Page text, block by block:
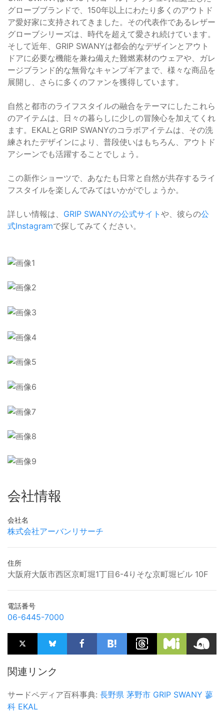
グローブブランドで、150年以上にわたり多くのアウトド
ア愛好家に支持されてきました。その代表作であるレザー
グローブシリーズは、時代を超えて愛され続けています。
そして近年、GRIP SWANYは都会的なデザインとアウト
ドアに必要な機能を兼ね備えた難燃素材のウェアや、ガレ
ージブランド的な無骨なキャンプギアまで、様々な商品を
展開し、さらに多くのファンを獲得しています。
自然と都市のライフスタイルの融合をテーマにしたこれら
のアイテムは、日々の暮らしに少しの冒険心を加えてくれ
ます。EKALとGRIP SWANYのコラボアイテムは、その洗
練されたデザインにより、普段使いはもちろん、アウトド
アシーンでも活躍することでしょう。
この新作ショーツで、あなたも日常と自然が共存するライ
フスタイルを楽しんでみてはいかがでしょうか。
詳しい情報は、 GRIP SWANYの公式サイト や、彼らの公
式Instagramで探してみてください。
会社情報
会社名
株式会社アーバンリサーチ
住所
大阪府大阪市西区京町堀1丁目6-4りそな京町堀ビル 10F
電話番号
06-6445-7000
関連リンク
サードペディア百科事典: 長野県 茅野市 GRIP SWANY 蓼
科 EKAL